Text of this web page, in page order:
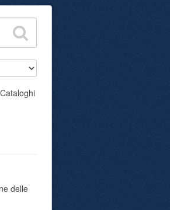
Cataloghi
delle